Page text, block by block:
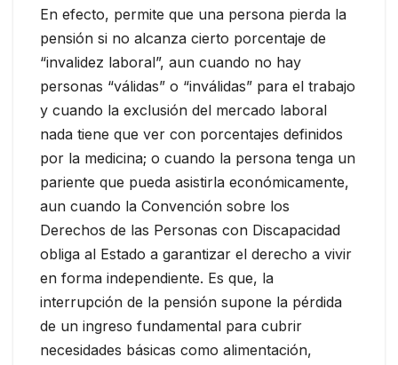
En efecto, permite que una persona pierda la
pensión si no alcanza cierto porcentaje de
“invalidez laboral”, aun cuando no hay
personas “válidas” o “inválidas” para el trabajo
y cuando la exclusión del mercado laboral
nada tiene que ver con porcentajes definidos
por la medicina; o cuando la persona tenga un
pariente que pueda asistirla económicamente,
aun cuando la Convención sobre los
Derechos de las Personas con Discapacidad
obliga al Estado a garantizar el derecho a vivir
en forma independiente. Es que, la
interrupción de la pensión supone la pérdida
de un ingreso fundamental para cubrir
necesidades básicas como alimentación,